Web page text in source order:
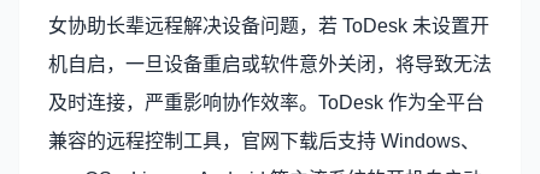
女协助长辈远程解决设备问题，若 ToDesk 未设置开
机自启，一旦设备重启或软件意外关闭，将导致无法
及时连接，严重影响协作效率。ToDesk 作为全平台
兼容的远程控制工具，官网下载后支持 Windows、